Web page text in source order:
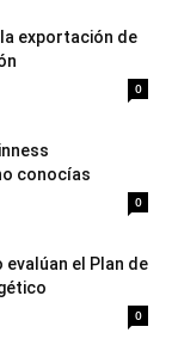
exportación de
0
conocías
0
el Plan de
0